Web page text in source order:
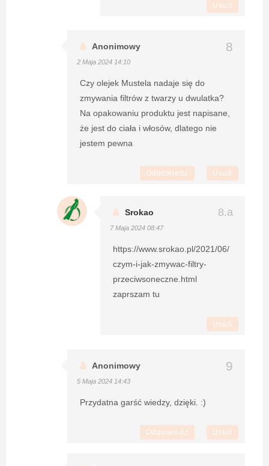
Usuń
Anonimowy
2 Maja 2024 14:10
Czy olejek Mustela nadaje się do
zmywania filtrów z twarzy u dwulatka?
Na opakowaniu produktu jest napisane,
że jest do ciała i włosów, dlatego nie
jestem pewna
Odpowiedz Usuń
Srokao
7 Maja 2024 08:47
https://www.srokao.pl/2021/06/
czym-i-jak-zmywac-filtry-
przeciwsoneczne.html
zaprszam tu
Usuń
Anonimowy
5 Maja 2024 14:43
Przydatna garść wiedzy, dzięki. :)
Odpowiedz Usuń